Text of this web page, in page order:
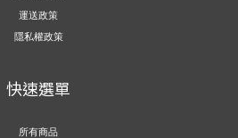
運送政策
隱私權政策
快速選單
所有商品